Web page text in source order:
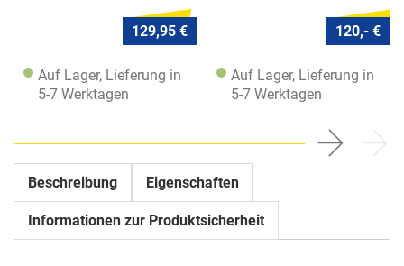
129,95 €
Auf Lager, Lieferung in
5-7 Werktagen
120,- €
Auf Lager, Lieferung in
5-7 Werktagen
Beschreibung Eigenschaften
Informationen zur Produktsicherheit